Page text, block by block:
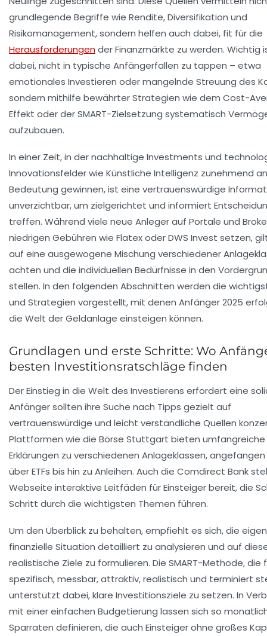
grundlegende Begriffe wie Rendite, Diversifikation und
Risikomanagement, sondern helfen auch dabei, fit für die
Herausforderungender Finanzmärkte zu werden. Wichtig
dabei, nicht in typische Anfängerfallen zu tappen – etwa
emotionales Investieren oder mangelnde Streuung des
sondern mithilfe bewährter Strategien wie dem Cost-
Effekt oder der SMART-Zielsetzung systematisch
aufzubauen.
In einer Zeit, in der nachhaltige Investments und
Innovationsfelder wie Künstliche Intelligenz zunehmend an
Bedeutung gewinnen, ist eine vertrauenswürdige
unverzichtbar, um zielgerichtet und informiert
treffen. Während viele neue Anleger auf Portale und
niedrigen Gebühren wie Flatex oder DWS Invest setzen,
auf eine ausgewogene Mischung verschiedener
achten und die individuellen Bedürfnisse in den
stellen. In den folgenden Abschnitten werden die
und Strategien vorgestellt, mit denen Anfänger 2025
die Welt der Geldanlage einsteigen können.
Grundlagen und erste Schritte: Wo
besten Investitionsratschläge finden
Der Einstieg in die Welt des Investierens erfordert eine
Anfänger sollten ihre Suche nach Tipps gezielt auf
vertrauenswürdige und leicht verständliche Quellen
Plattformen wie die Börse Stuttgart bieten umfangreiche
Erklärungen zu verschiedenen Anlageklassen,
über ETFs bis hin zu Anleihen. Auch die Comdirect Bank
Webseite interaktive Leitfäden für Einsteiger bereit, die
Schritt durch die wichtigsten Themen führen.
Um den Überblick zu behalten, empfiehlt es sich, die
finanzielle Situation detailliert zu analysieren und auf
realistische Ziele zu formulieren. Die SMART-Methode, die
spezifisch, messbar, attraktiv, realistisch und terminiert
unterstützt dabei, klare Investitionsziele zu setzen. In
mit einer einfachen Budgetierung lassen sich so
Sparraten definieren, die auch Einsteiger ohne großes